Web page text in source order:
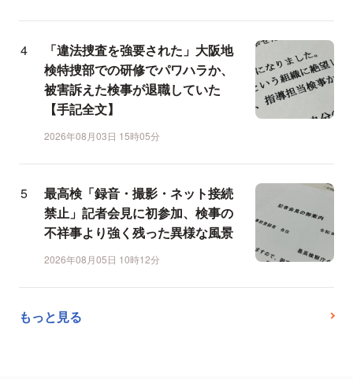
「違法捜査を強要された」大阪地
検特捜部での研修でパワハラか、
被害訴えた検事が退職していた
【手記全文】
2026年08月03日 15時05分
最高検「録音・撮影・ネット接続
禁止」記者会見に初参加、検事の
不祥事より強く残った異様な風景
2026年08月05日 10時12分
もっと見る